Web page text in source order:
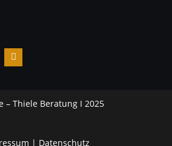
– Thiele Beratung I 2025
| Datenschutz